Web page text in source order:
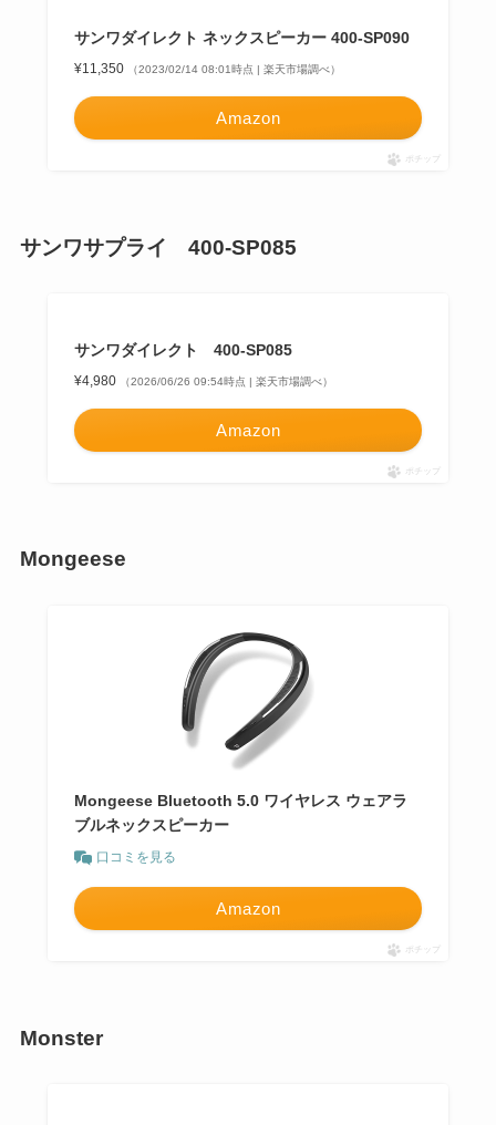
サンワダイレクト ネックスピーカー 400-SP090
¥11,350 （2023/02/14 08:01時点 | 楽天市場調べ）
Amazon
ポチップ
サンワサプライ 400-SP085
サンワダイレクト 400-SP085
¥4,980 （2026/06/26 09:54時点 | 楽天市場調べ）
Amazon
ポチップ
Mongeese
Mongeese Bluetooth 5.0 ワイヤレス ウェアラ
ブルネックスピーカー
口コミを見る
Amazon
ポチップ
Monster